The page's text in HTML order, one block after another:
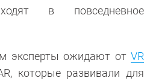
в повседневное
эксперты ожидают от VR
которые развивали для